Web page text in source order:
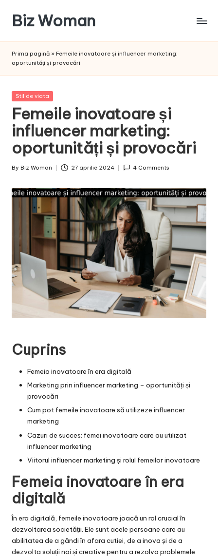
content
Biz Woman
succesul
Prima pagină » Femeile inovatoare și influencer marketing:
oportunități și provocări
Posted
Stil de viata
Femeile inovatoare și
influencer marketing:
oportunități și provocări
Posted
By Biz Woman 27 aprilie 2024 4 Comments
Cuprins
Femeia inovatoare în era digitală
Marketing prin influencer marketing – oportunități și
provocări
Cum pot femeile inovatoare să utilizeze influencer
marketing
Cazuri de succes: femei inovatoare care au utilizat
influencer marketing
Viitorul influencer marketing și rolul femeilor inovatoare
Femeia inovatoare în era
digitală
În era digitală, femeile inovatoare joacă un rol crucial în
dezvoltarea societății. Ele sunt acele persoane care au
abilitatea de a gândi în afara cutiei, de a inova și de a
dezvolta soluții noi și creative pentru a rezolva problemele